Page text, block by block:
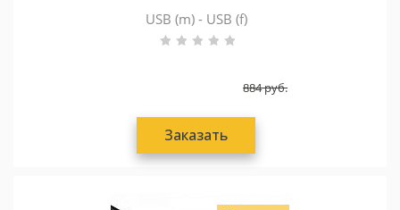
USB (m) - USB (f)
884руб.
Заказать